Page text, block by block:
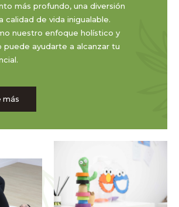
más profundo, una diversión
calidad de vida inigualable.
nuestro enfoque holístico y
puede ayudarte a alcanzar tu
más